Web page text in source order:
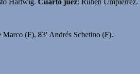
Hartwig. Cuarto juez: Ruben Umpiérrez.
(F), 83′ Andrés Schetino (F).